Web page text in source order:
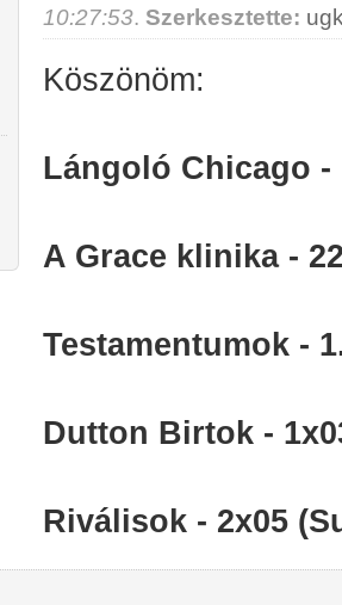
10:27:53. Szerkesztette:
Köszönöm:
Lángoló Chicago -
A Grace klinika -
Testamentumok -
Dutton Birtok -
Riválisok - 2x05